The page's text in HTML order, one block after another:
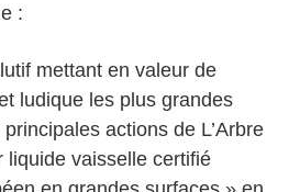
:
mettant en valeur de
ludique les plus grandes
actions de L’Arbre
liquide vaisselle certifié